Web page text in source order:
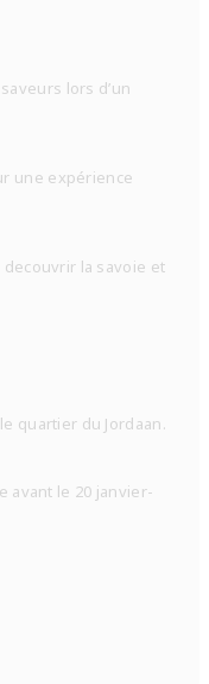
lors d’un
une expérience
la savoie et
quartier du Jordaan.
avant le 20 janvier-